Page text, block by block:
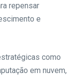
repensar
e
como
em nuvem,